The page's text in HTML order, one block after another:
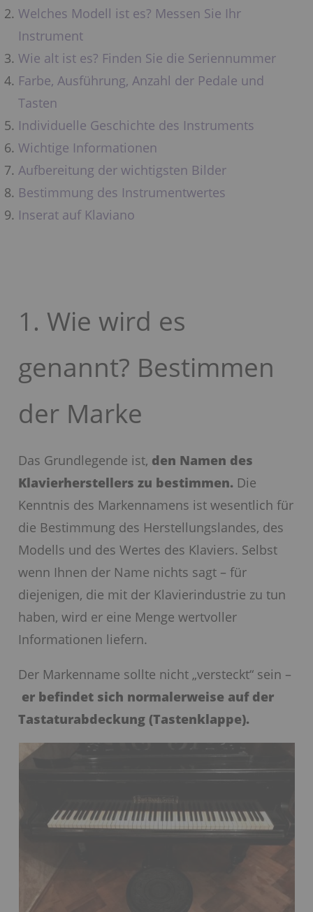
Welches Modell ist es? Messen Sie Ihr
Instrument
Wie alt ist es? Finden Sie die Seriennummer
Farbe, Ausführung, Anzahl der Pedale und
Tasten
Individuelle Geschichte des Instruments
Wichtige Informationen
Aufbereitung der wichtigsten Bilder
Bestimmung des Instrumentwertes
Inserat auf Klaviano
1. Wie wird es
genannt? Bestimmen
der Marke
Das Grundlegende ist, den Namen des
Klavierherstellers zu bestimmen. Die
Kenntnis des Markennamens ist wesentlich für
die Bestimmung des Herstellungslandes, des
Modells und des Wertes des Klaviers. Selbst
wenn Ihnen der Name nichts sagt – für
diejenigen, die mit der Klavierindustrie zu tun
haben, wird er eine Menge wertvoller
Informationen liefern.
Der Markenname sollte nicht „versteckt“ sein –
er befindet sich normalerweise auf der
Tastaturabdeckung (Tastenklappe).